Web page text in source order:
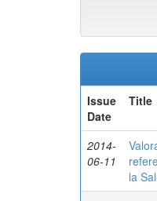
Issue
Date
Title
2014-
06-11
la